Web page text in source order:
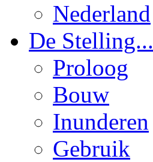
Nederland
De Stelling...
Proloog
Bouw
Inunderen
Gebruik